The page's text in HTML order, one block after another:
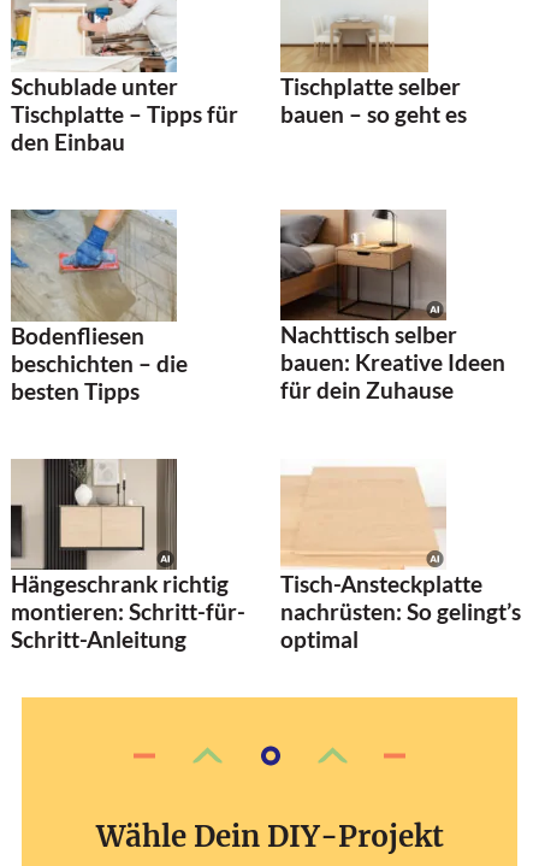
Schublade unter
Tischplatte – Tipps für
den Einbau
Tischplatte selber
bauen – so geht es
Bodenfliesen
beschichten – die
besten Tipps
Nachttisch selber
bauen: Kreative Ideen
für dein Zuhause
Hängeschrank richtig
montieren: Schritt-für-
Schritt-Anleitung
Tisch-Ansteckplatte
nachrüsten: So gelingt’s
optimal
Wähle Dein DIY-Projekt